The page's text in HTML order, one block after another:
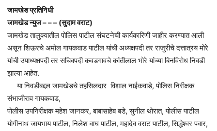
जामखेड प्रतिनिधी
जामखेड न्युज – – – (सुदाम वराट)
जामखेड तालुक्यातील पोलिस पाटील संघटनेची कार्यकारिणी जाहीर करण्यात आली
असून शिऊरचे अमोल गायकवाड पाटील यांची अध्यक्षपदी तर राजुरीचे दत्तात्रय मोरे
यांची उपाध्यक्षपदी तर सचिवपदी कवडगावचे कांतीलाल भोरे यांच्या बिनविरोध निवडी
झाल्या आहेत.
या निवडीबद्दल जामखेडचे तहसिलदार विशाल नाईकवाडे, पोलिस निरीक्षक
संभाजीराव गायकवाड,
पोलीस उपनिरीक्षक महेश जानकर, बाबासाहेब बडे, सुनील थोरात, पोलीस पाटील
योगीनाथ जायभाय पाटील, निलेश वाघ पाटील, महादेव वराट पाटील, सिद्धेश्वर पवार,